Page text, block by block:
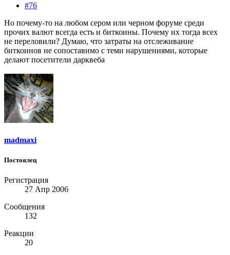
#76
Но почему-то на любом сером или черном форуме среди
прочих валют всегда есть и биткоины. Почему их тогда всех
не переловили? Думаю, что затраты на отслеживание
биткоинов не сопоставимо с теми нарушениями, которые
делают посетители дарквеба
madmaxi
Постоялец
Регистрация
27 Апр 2006
Сообщения
132
Реакции
20